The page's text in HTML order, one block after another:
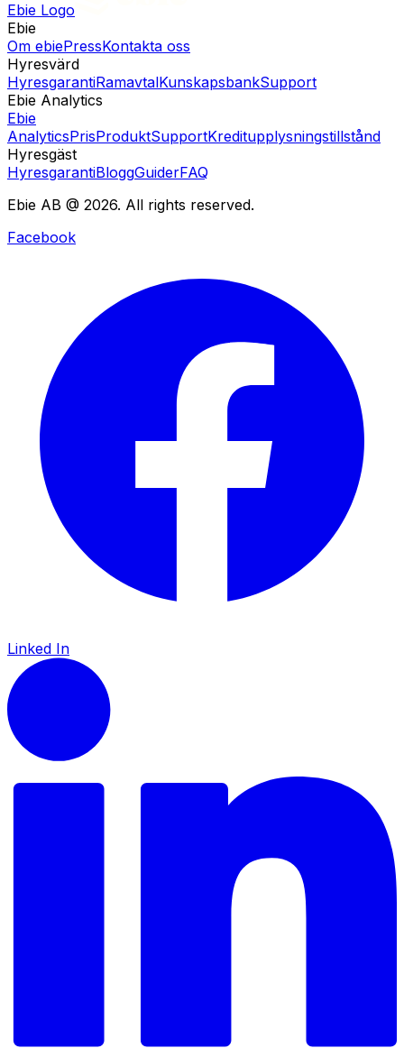
Ebie Logo
Ebie
Om ebiePressKontakta oss
Hyresvärd
HyresgarantiRamavtalKunskapsbankSupport
Ebie Analytics
Ebie
AnalyticsPrisProduktSupportKreditupplysningstillstånd
Hyresgäst
HyresgarantiBloggGuiderFAQ
Ebie AB @ 2026. All rights reserved.
Facebook
Linked In